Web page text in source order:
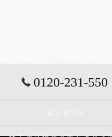
0120-231-550